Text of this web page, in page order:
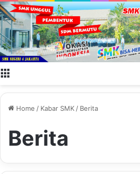
Home / Kabar SMK / Berita
Berita